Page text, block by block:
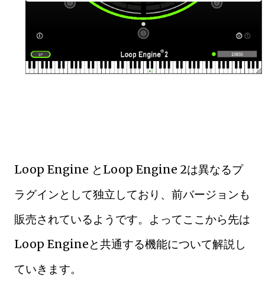
Loop Engine とLoop Engine 2は異なるプ
ラグインとして独立しており、前バージョンも
販売されているようです。よってここから先は
Loop Engineと共通する機能について解説し
ていきます。